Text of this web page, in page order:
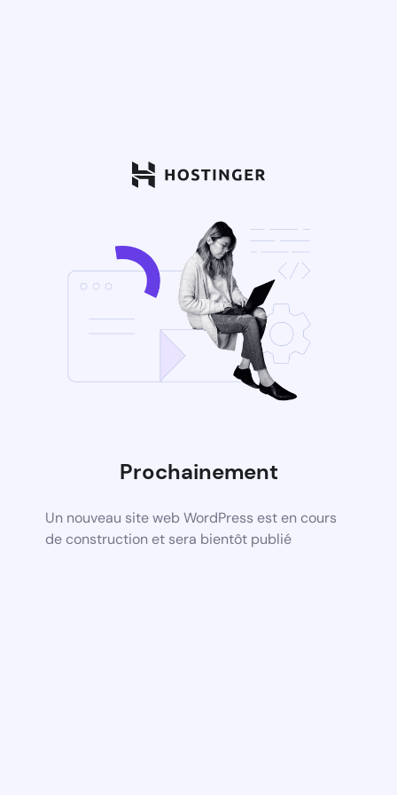
Prochainement
Un nouveau site web WordPress est en cours
de construction et sera bientôt publié